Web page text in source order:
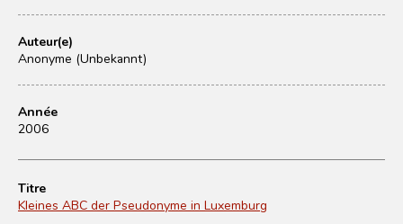
Auteur(e)
Anonyme (Unbekannt)
Année
2006
Titre
Kleines ABC der Pseudonyme in Luxemburg